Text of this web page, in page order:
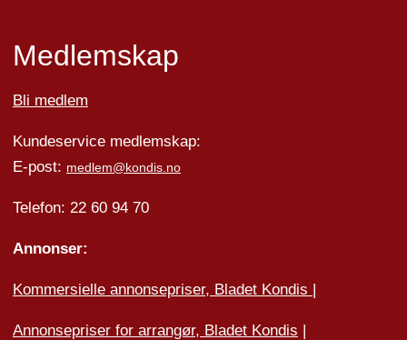
Medlemskap
Bli medlem
Kundeservice medlemskap:
E-post: medlem@kondis.no
Telefon: 22 60 94 70
Annonser:
Kommersielle annonsepriser, Bladet Kondis |
Annonsepriser for arrangør, Bladet Kondis |